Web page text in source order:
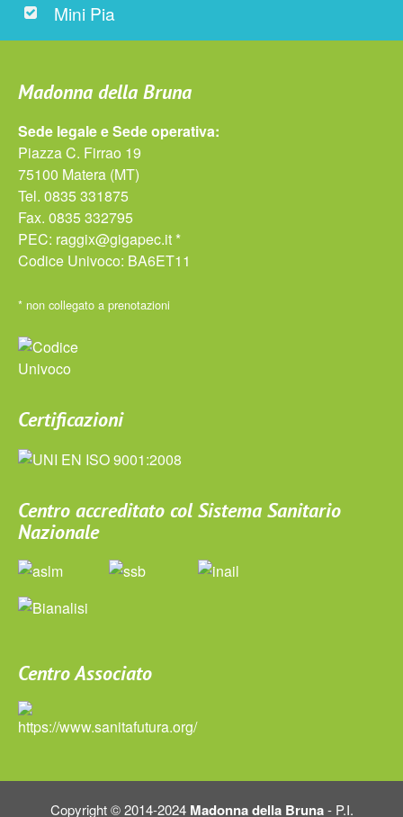
Mini Pia
Madonna della Bruna
Sede legale e Sede operativa:
Piazza C. Firrao 19
75100 Matera (MT)
Tel. 0835 331875
Fax. 0835 332795
PEC: raggix@gigapec.it *
Codice Univoco: BA6ET11
* non collegato a prenotazioni
Certificazioni
Centro accreditato col Sistema Sanitario
Nazionale
Centro Associato
Copyright © 2014-2024 Madonna della Bruna- P.I.